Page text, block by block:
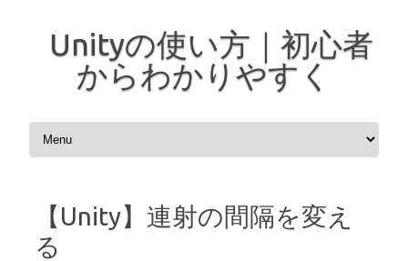
Unityの使い方｜初心者
からわかりやすく
コンテンツへスキップ
【Unity】連射の間隔を変え
る